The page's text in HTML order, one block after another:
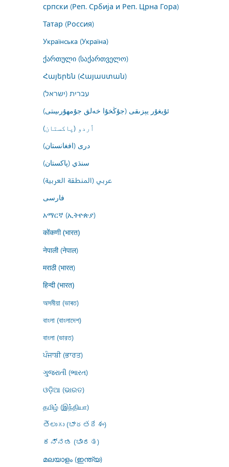
српски (Реп. Србија и Реп. Црна Гора)
Татар (Россия)
Українська (Україна)
ქართული (საქართველო)
Հայերեն (Հայաստան)
עברית (ישראל)
ئۇيغۇر يېزىقى (جۇڭخۇا خەلق جۇمھۇرىيىتى)
اُردو (پاکستان)
درى (افغانستان)
سنڌي (پاکستان)
عربي (المنطقة العربية)
فارسى
አማርኛ (ኢትዮጵያ)
कोंकणी (भारत)
नेपाली (नेपाल)
मराठी (भारत)
हिन्दी (भारत)
অসমীয়া (ভাৰত)
বাংলা (বাংলাদেশ)
বাংলা (ভারত)
ਪੰਜਾਬੀ (ਭਾਰਤ)
ગુજરાતી (ભારત)
ଓଡ଼ିଆ (ଭାରତ)
தமிழ் (இந்தியா)
తెలుగు (భారతదేశం)
ಕನ್ನಡ (ಭಾರತ)
മലയാളം (ഇന്ത്യ)